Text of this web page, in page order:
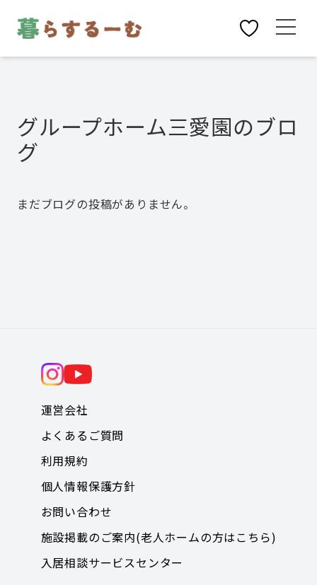
グループホーム三愛園のブロ
グ
まだブログの投稿がありません。
運営会社
よくあるご質問
利用規約
個人情報保護方針
お問い合わせ
施設掲載のご案内(老人ホームの方はこちら)
入居相談サービスセンター